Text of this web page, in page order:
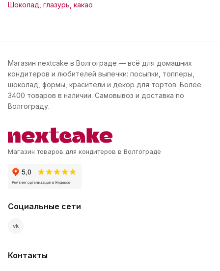
Шоколад, глазурь, какао
Магазин nextcake в Волгограде — всё для домашних
кондитеров и любителей выпечки: посыпки, топперы,
шоколад, формы, красители и декор для тортов. Более
3400 товаров в наличии. Самовывоз и доставка по
Волгограду.
Магазин товаров для кондитеров в Волгограде
Социальные сети
vk
Контакты